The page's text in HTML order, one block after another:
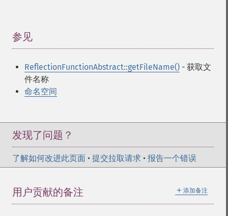
参见
ReflectionFunctionAbstract::getFileName() - 获取文
件名称
命名空间
发现了问题？
了解如何改进此页面 • 提交拉取请求 • 报告一个错误
＋ 添加备注
用户贡献的备注